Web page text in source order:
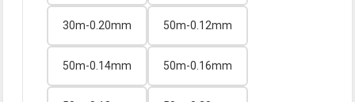
30m-0.20mm 50m-0.12mm
50m-0.14mm 50m-0.16mm